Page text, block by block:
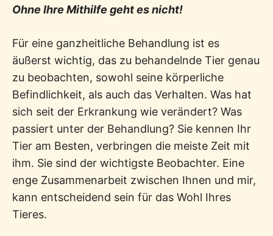
Ohne Ihre Mithilfe geht es nicht!
Für eine ganzheitliche Behandlung ist es
äußerst wichtig, das zu behandelnde Tier genau
zu beobachten, sowohl seine körperliche
Befindlichkeit, als auch das Verhalten. Was hat
sich seit der Erkrankung wie verändert? Was
passiert unter der Behandlung? Sie kennen Ihr
Tier am Besten, verbringen die meiste Zeit mit
ihm. Sie sind der wichtigste Beobachter. Eine
enge Zusammenarbeit zwischen Ihnen und mir,
kann entscheidend sein für das Wohl Ihres
Tieres.